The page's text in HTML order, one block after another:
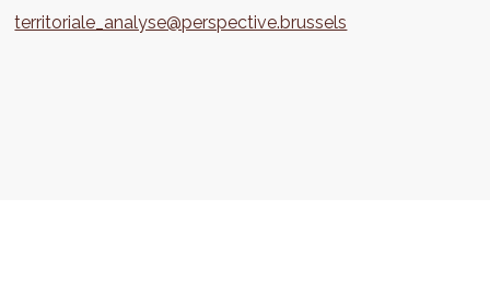
territoriale_analyse@perspective.brussels